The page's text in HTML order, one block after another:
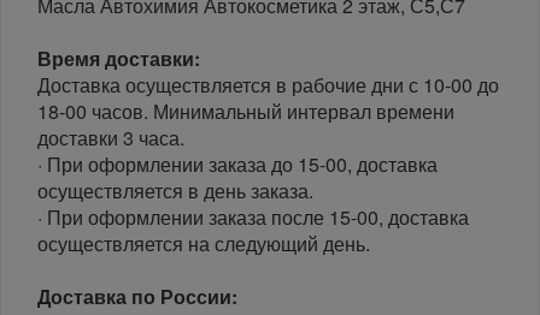
Масла Автохимия Автокосметика 2 этаж, С5,С7
Время доставки:
Доставка осуществляется в рабочие дни с 10-00 до
18-00 часов. Минимальный интервал времени
доставки 3 часа.
· При оформлении заказа до 15-00, доставка
осуществляется в день заказа.
· При оформлении заказа после 15-00, доставка
осуществляется на следующий день.
Доставка по России: